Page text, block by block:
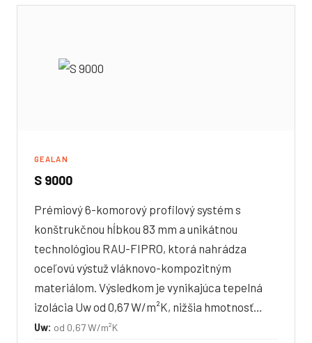
GEALAN
S 9000
Prémiový 6-komorový profilový systém s
konštrukčnou hĺbkou 83 mm a unikátnou
technológiou RAU-FIPRO, ktorá nahrádza
oceľovú výstuž vláknovo-kompozitným
materiálom. Výsledkom je vynikajúca tepelná
izolácia Uw od 0,67 W/m²K, nižšia hmotnosť…
Uw: od 0,67 W/m²K